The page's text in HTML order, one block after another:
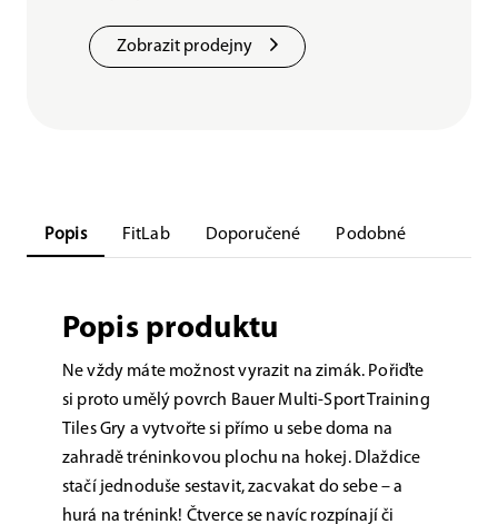
Zobrazit prodejny
Popis FitLab Doporučené Podobné
Popis produktu
Ne vždy máte možnost vyrazit na zimák. Pořiďte
si proto umělý povrch Bauer Multi-Sport Training
Tiles Gry a vytvořte si přímo u sebe doma na
zahradě tréninkovou plochu na hokej. Dlaždice
stačí jednoduše sestavit, zacvakat do sebe – a
hurá na trénink! Čtverce se navíc rozpínají či